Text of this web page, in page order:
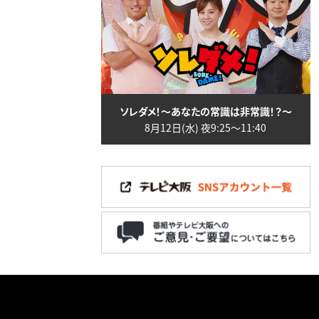
ソレダメ！～あなたの常識は非常識！？～
8月12日(水) 夜9:25〜11:40